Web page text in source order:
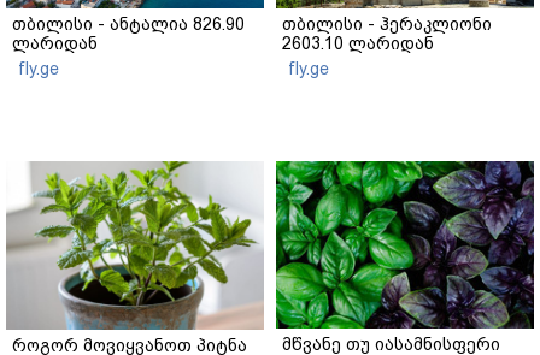
თბილისი - ანტალია 826.90
ლარიდან
fly.ge
თბილისი - ჰერაკლიონი
2603.10 ლარიდან
fly.ge
როგორ მოვიყვანოთ პიტნა
მწვანე თუ იასამნისფერი